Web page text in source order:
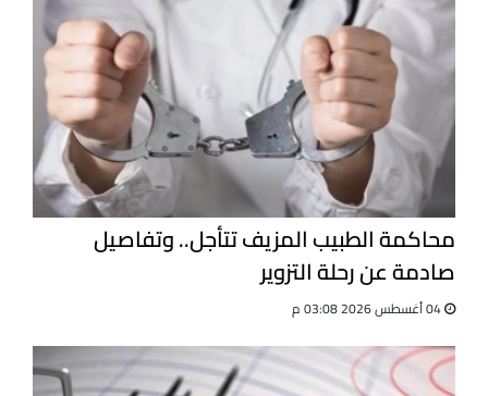
محاكمة الطبيب المزيف تتأجل.. وتفاصيل
صادمة عن رحلة التزوير